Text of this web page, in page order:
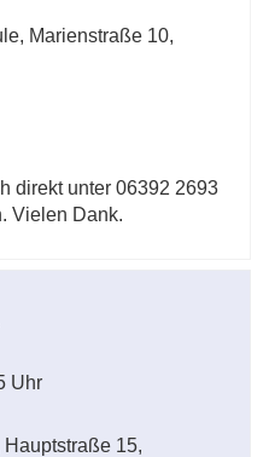
Marienstraße 10,
direkt unter 06392 2693
Vielen Dank.
Uhr
15,